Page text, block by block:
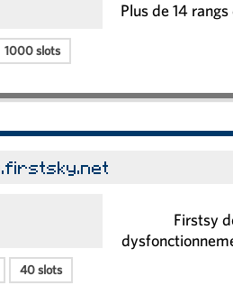
1000 slots
Plus de 14
40 slots
Firstsy